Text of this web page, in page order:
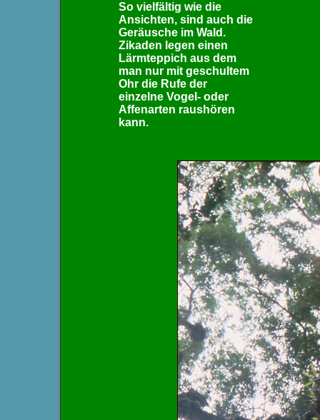
So vielfältig wie die
Ansichten, sind auch die
Geräusche im Wald.
Zikaden legen einen
Lärmteppich aus dem
man nur mit geschultem
Ohr die Rufe der
einzelne Vogel- oder
Affenarten raushören
kann.